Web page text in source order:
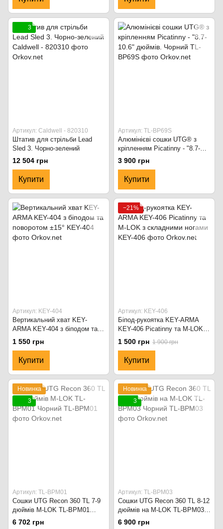
3
Артикул: Caldwell - 820310
Штатив для стрільби Lead
Sled 3. Чорно-зелений
12 504 грн
Купити
Артикул: TL-BP69S
Алюмінієві сошки UTG® з
кріпленням Picatinny - "8.7-
10.6" дюймів. Чорний
3 900 грн
Купити
Артикул: KEY-404
Вертикальний хват KEY-
ARMA KEY-404 з біподом та
поворотом ±15°
1 550 грн
Купити
−21%
Артикул: KEY-406
Біпод-рукоятка KEY-ARMA
KEY-406 Picatinny та M-LOK з
складними ногами
1 500 грн 1 900 грн
Купити
Новинка
3
Артикул: TL-BPM01
Сошки UTG Recon 360 TL 7-9
дюймів M-LOK TL-BPM01
Чорний
6 702 грн
Новинка
3
Артикул: TL-BPM03
Сошки UTG Recon 360 TL 8-12
дюймів на M-LOK TL-BPM03
Чорний
6 900 грн